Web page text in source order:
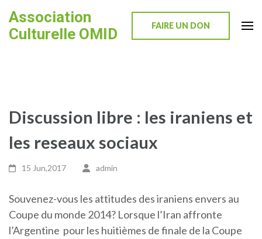
to
content
Association
Culturelle OMID
FAIRE UN DON
Discussion libre : les iraniens et
les reseaux sociaux
15 Jun,2017 admin
Souvenez-vous les attitudes des iraniens envers au
Coupe du monde 2014? Lorsque l’Iran affronte
l’Argentine pour les huitièmes de finale de la Coupe